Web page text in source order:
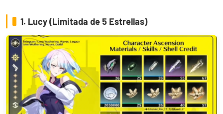
1. Lucy (Limitada de 5 Estrellas)